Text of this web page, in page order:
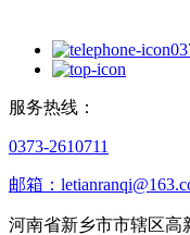
服务热线：
0373-2610711
邮箱：
河南省新乡市市辖区高